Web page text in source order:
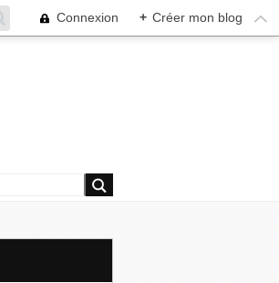
Connexion + Créer mon blog